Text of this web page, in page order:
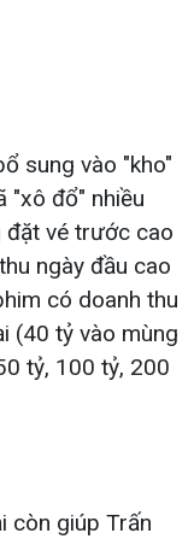
sung vào "kho"
"xô đổ" nhiều
đặt vé trước cao
ngày đầu cao
có doanh thu
(40 tỷ vào mùng
tỷ, 100 tỷ, 200
còn giúp Trấn